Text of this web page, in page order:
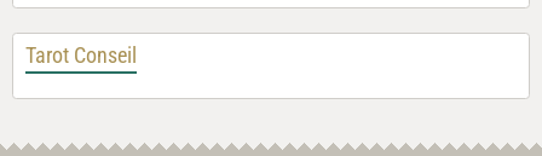
Tarot Conseil